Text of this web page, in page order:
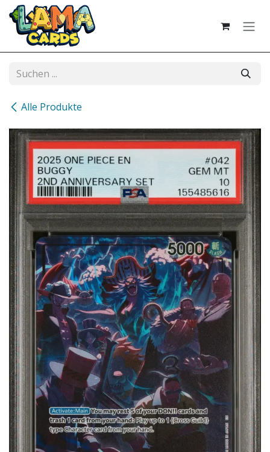
Zum Inhalt springen
Alle Produkte